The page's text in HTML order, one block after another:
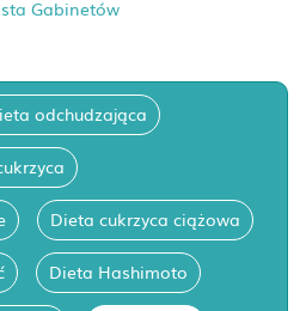
Gabinetów
odchudzająca
Dieta cukrzyca ciążowa
Dieta Hashimoto